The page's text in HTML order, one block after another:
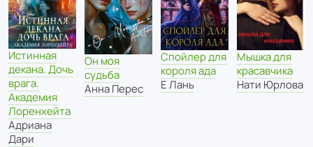
Истинная
декана. Дочь
врага.
Академия
Лоренхейта
Адриана
Дари
Он моя
судьба
Анна Перес
Спойлер для
короля ада
Е Лань
Мышка для
красавчика
Нати Юрлова